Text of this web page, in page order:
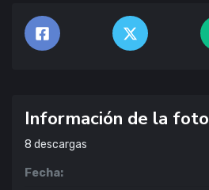
Información de la foto
8 descargas
Fecha: